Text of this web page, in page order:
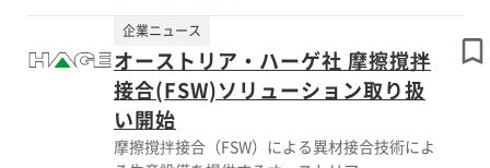
では、中空軽量シャフト材の冷間加工を可能に
する、FELSS社のロータリースウェージングお
よびアキシャルフォーミング技術を紹介。
（内容は2021年春・夏・秋と同様です。）
1905年創業のドイツ・FELSS社が持つ最新のロ
ータリースウェージング技術により、きわめて
厳しい寸法を持ちつつ、強度や薄肉化を可能に
オーストリア・ハーゲ社 摩擦撹拌
接合(FSW)ソリューション取り扱
い開始
企業ニュース
摩擦撹拌接合（FSW）による異材接合技術によ